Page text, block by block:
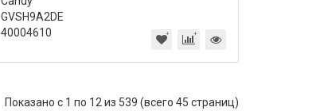
GVSH9A2DE
40004610
Показано с 1 по 12 из 539 (всего 45 страниц)